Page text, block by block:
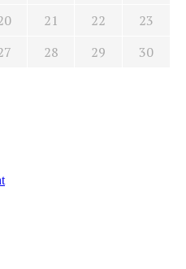
21 22
23
28 29
30